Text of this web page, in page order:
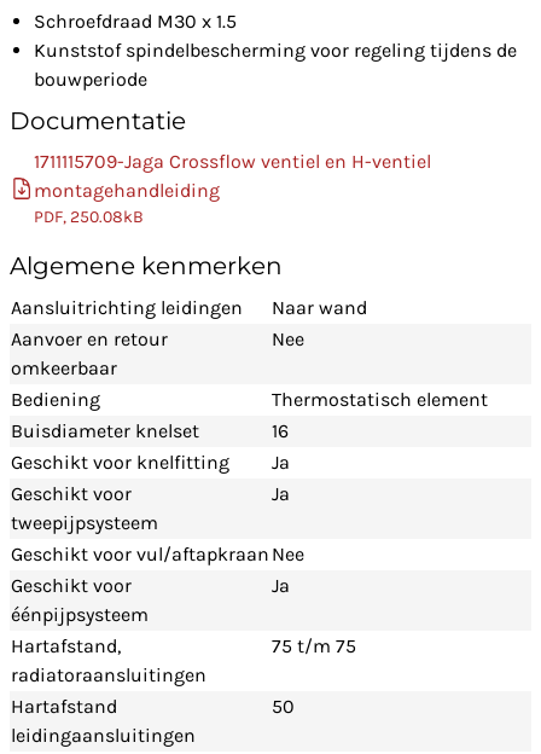
Schroefdraad M30 x 1.5
Kunststof spindelbescherming voor regeling tijdens de
bouwperiode
Documentatie
1711115709-Jaga Crossflow ventiel en H-ventiel
montagehandleiding
PDF, 250.08kB
Algemene kenmerken
Aansluitrichting leidingen
Naar wand
Aanvoer en retour
omkeerbaar
Nee
Bediening
Thermostatisch element
Buisdiameter knelset
16
Geschikt voor knelfitting
Ja
Geschikt voor
tweepijpsysteem
Ja
Geschikt voor vul/aftapkraan Nee
Geschikt voor
éénpijpsysteem
Ja
Hartafstand,
radiatoraansluitingen
75 t/m 75
Hartafstand
leidingaansluitingen
50